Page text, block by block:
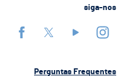
siga-nos
Perguntas Frequentes